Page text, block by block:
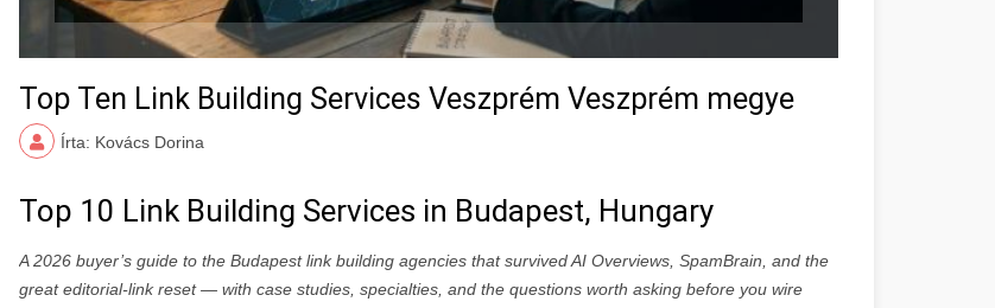
Top Ten Link Building Services Veszprém Veszprém megye
Írta: Kovács Dorina
Top 10 Link Building Services in Budapest, Hungary
A 2026 buyer’s guide to the Budapest link building agencies that survived AI Overviews, SpamBrain, and the
great editorial-link reset — with case studies, specialties, and the questions worth asking before you wire